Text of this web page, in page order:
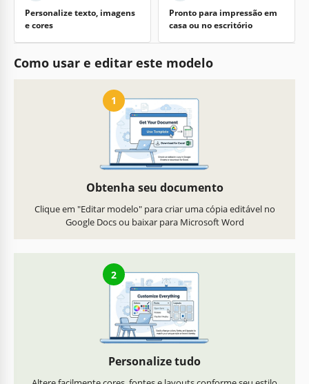
Personalize texto, imagens
e cores
Pronto para impressão em
casa ou no escritório
Como usar e editar este modelo
1
Obtenha seu documento
Clique em "Editar modelo" para criar uma cópia editável no
Google Docs ou baixar para Microsoft Word
2
Personalize tudo